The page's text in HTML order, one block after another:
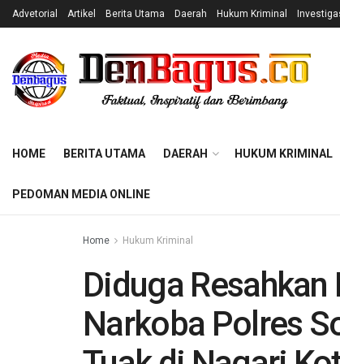
Advetorial Artikel Berita Utama Daerah Hukum Kriminal
HOME BERITA UTAMA DAERAH HUKUM KRIMINAL
PEDOMAN MEDIA ONLINE
Home Hukum Kriminal
Diduga
Narkoba Polres